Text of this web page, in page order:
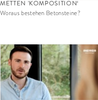
METTEN 'KOMPOSITION‘
Woraus bestehen Betonsteine?